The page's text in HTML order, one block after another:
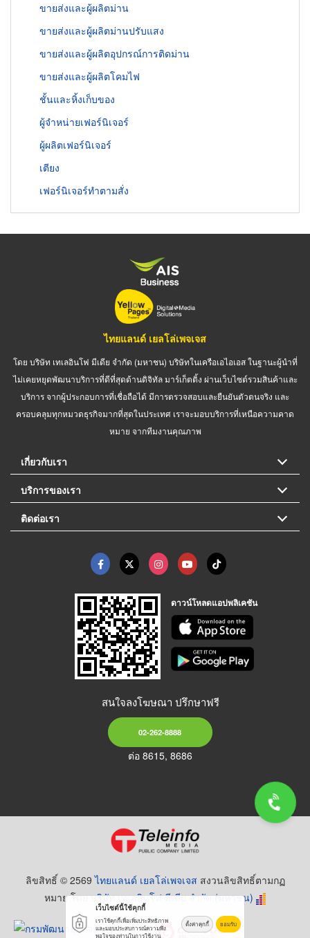
ขายส่งและผู้ผลิตม่าน
ขายส่งและผู้ผลิตม่านปรับแสง
ขายส่งและผู้ผลิตอุปกรณ์การติดม่าน
ขายส่งและผู้ผลิตโคมไฟ
ชั้นและหิ้งเก็บของ
ผู้จำหน่ายเฟอร์นิเจอร์
ผู้ผลิตเฟอร์นิเจอร์
เตียง
เฟอร์นิเจอร์ทำตามสั่ง
ไทยแลนด์ เยลโล่เพจเจส
โดย บริษัท เทเลอินโฟ มีเดีย จำกัด (มหาชน) บริษัทในเครือเอไอเอส ในฐานะผู้นำที่
ไม่เคยหยุดพัฒนาบริการที่ดีที่สุดด้านดิจิทัล มาร์เก็ตติ้ง ผ่านเว็บไซต์รวมสินค้าและ
บริการ จากผู้ประกอบการที่เชื่อถือได้ มีการตรวจสอบและยืนยันตัวตนจริง และ
ครอบคลุมทุกหมวดธุรกิจมากที่สุดในประเทศ เราจะมอบบริการที่เหนือความคาด
หมาย จากทีมงานคุณภาพ
เกี่ยวกับเรา
บริการของเรา
ติดต่อเรา
ดาวน์โหลดแอปพลิเคชัน
สนใจลงโฆษณา ปรึกษาฟรี
02-262-8888
ต่อ 8615, 8686
ลิขสิทธิ์ © 2569ไทยแลนด์ เยลโล่เพจเจส สงวนลิขสิทธิ์ตามกฏ
หมาย โดยบริษัท เทเลอินโฟ มีเดีย จำกัด (มหาชน)
เว็บไซต์นี้ใช้คุกกี้
เราใช้คุกกี้เพื่อเพิ่มประสิทธิภาพ
และมอบประสบการณ์ความพึง
พอใจของท่านในการใช้งาน
ตั้งค่าคุกกี้ ยอมรับ